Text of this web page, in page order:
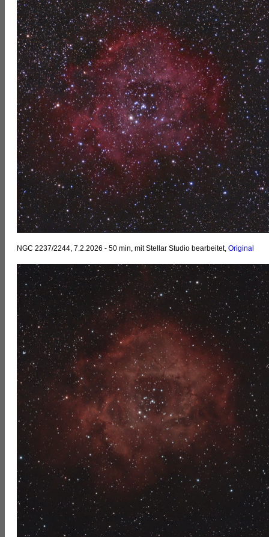
NGC 2237/2244, 7.2.2026 - 50 min, mit Stellar Studio bearbeitet, Original